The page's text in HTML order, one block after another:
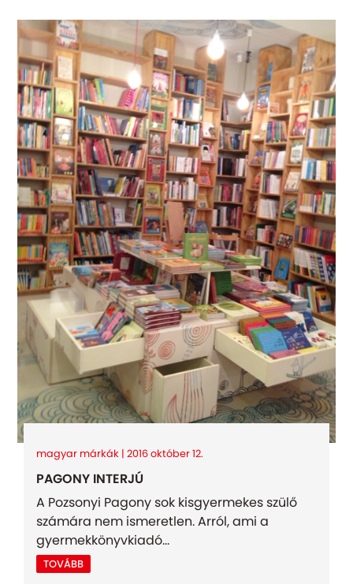
magyar márkák | 2016 október 12.
PAGONY INTERJÚ
A Pozsonyi Pagony sok kisgyermekes szülő
számára nem ismeretlen. Arról, ami a
gyermekkönyvkiadó...
TOVÁBB